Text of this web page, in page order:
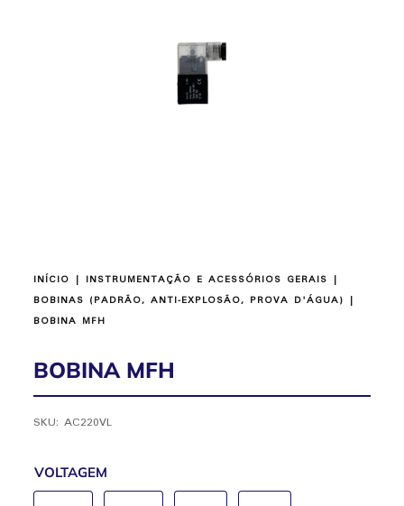
INÍCIO | INSTRUMENTAÇÃO E ACESSÓRIOS GERAIS |
BOBINAS (PADRÃO, ANTI-EXPLOSÃO, PROVA D'ÁGUA) |
BOBINA MFH
BOBINA MFH
SKU:AC220VL
VOLTAGEM